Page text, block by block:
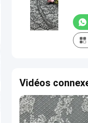
Vidéos